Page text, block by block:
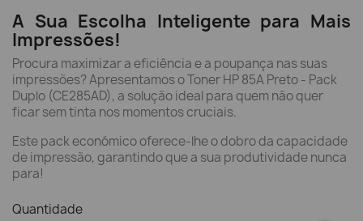
A Sua Escolha Inteligente para Mais
Impressões!
Procura maximizar a eficiência e a poupança nas suas
impressões? Apresentamos o Toner HP 85A Preto - Pack
Duplo (CE285AD), a solução ideal para quem não quer
ficar sem tinta nos momentos cruciais.
Este pack económico oferece-lhe o dobro da capacidade
de impressão, garantindo que a sua produtividade nunca
para!
Quantidade